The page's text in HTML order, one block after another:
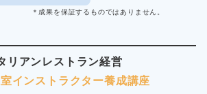
証するものではありません。
リアンレストラン経営
インストラクター養成講座